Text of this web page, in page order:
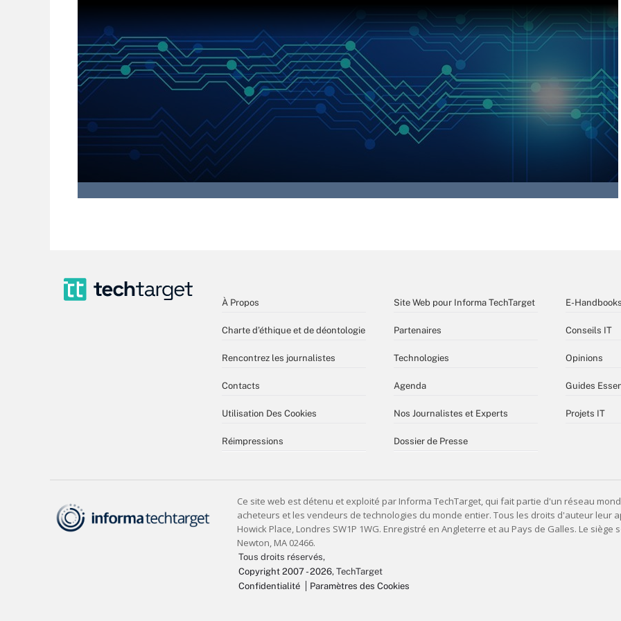
À Propos
Charte d’éthique et de déontologie
Rencontrez les journalistes
Contacts
Utilisation Des Cookies
Réimpressions
Site Web pour Informa TechTarget
Partenaires
Technologies
Agenda
Nos Journalistes et Experts
Dossier de Presse
E-
Conseils IT
Opinions
Guides
Projets IT
Tous droits réservés,
Copyright 2007 - 2026, TechTarget
Confidentialité
Paramètres des Cookies